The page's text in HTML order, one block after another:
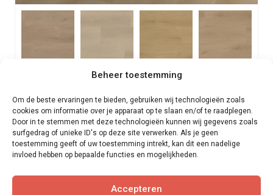
Beheer toestemming
Om de beste ervaringen te bieden, gebruiken wij technologieën zoals
cookies om informatie over je apparaat op te slaan en/of te raadplegen.
Door in te stemmen met deze technologieën kunnen wij gegevens zoals
surfgedrag of unieke ID's op deze site verwerken. Als je geen
toestemming geeft of uw toestemming intrekt, kan dit een nadelige
invloed hebben op bepaalde functies en mogelijkheden.
Accepteren
Floorlife Merton dryback PVC | 4 kleuren
€34,50 per m2
BEKIJK DIT PRODUCT >